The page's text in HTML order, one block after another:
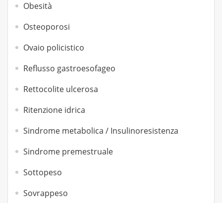
Obesità
Osteoporosi
Ovaio policistico
Reflusso gastroesofageo
Rettocolite ulcerosa
Ritenzione idrica
Sindrome metabolica / Insulinoresistenza
Sindrome premestruale
Sottopeso
Sovrappeso